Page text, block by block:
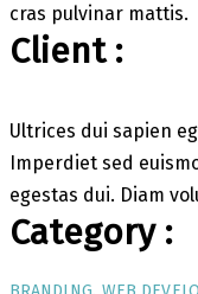
cras pulvinar mattis.
Client :
Ultrices dui sapien
Imperdiet sed
egestas dui. Diam
Category :